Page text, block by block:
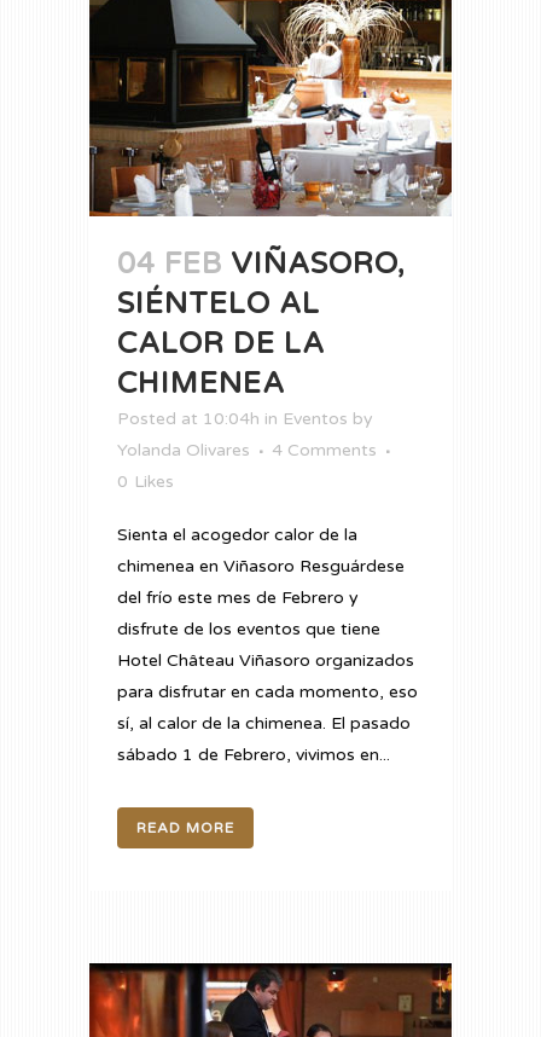
04 FEB VIÑASORO,
SIÉNTELO AL
CALOR DE LA
CHIMENEA
Posted at 10:04h in Eventos by
Yolanda Olivares
4 Comments
0 Likes
Sienta el acogedor calor de la
chimenea en Viñasoro Resguárdese
del frío este mes de Febrero y
disfrute de los eventos que tiene
Hotel Château Viñasoro organizados
para disfrutar en cada momento, eso
sí, al calor de la chimenea. El pasado
sábado 1 de Febrero, vivimos en...
READ MORE